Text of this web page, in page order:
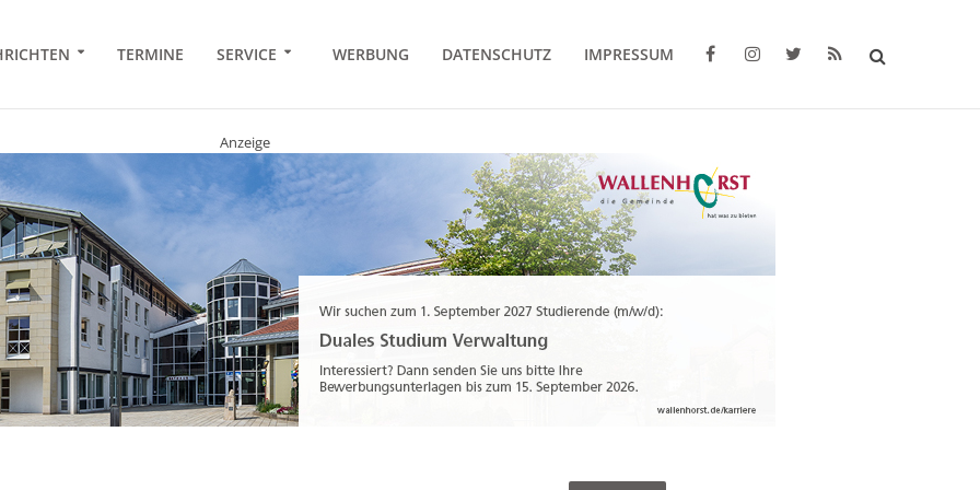
TERMINE SERVICE WERBUNG DATENSCHUTZ IMPRESSUM
Anzeige